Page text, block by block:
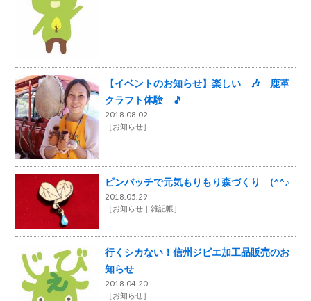
【イベントのお知らせ】楽しい 🎶 鹿革
クラフト体験 🎵
2018.08.02
［お知らせ］
ピンバッチで元気もりもり森づくり (^^♪
2018.05.29
［お知らせ 雑記帳］
行くシカない！信州ジビエ加工品販売のお
知らせ
2018.04.20
［お知らせ］